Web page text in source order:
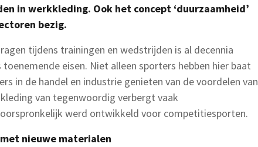
in werkkleding. Ook het concept ‘duurzaamheid’
bezig.
tijdens trainingen en wedstrijden is al decennia
eisen. Niet alleen sporters hebben hier baat
in de handel en industrie genieten van de voordelen van
van tegenwoordig verbergt vaak
werd ontwikkeld voor competitiesporten.
nieuwe materialen